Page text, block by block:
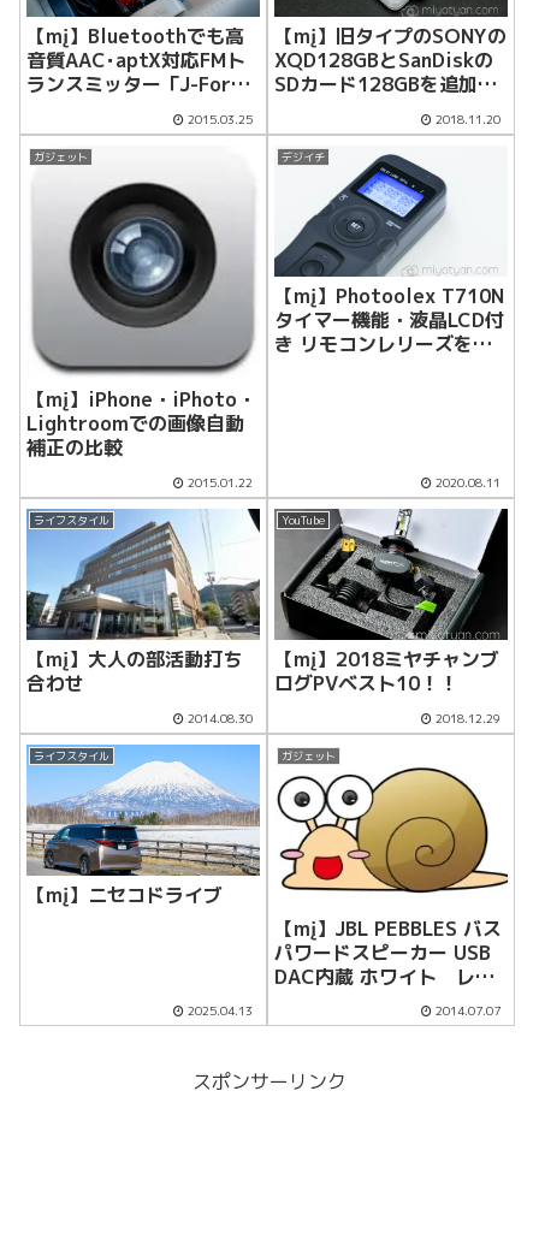
【mį】Bluetoothでも高
音質AAC･aptX対応FMト
ランスミッター「J-Force
JF-BTFMAXK」を車に設
置
2015.03.25
【mį】旧タイプのSONYの
XQD128GBとSanDiskの
SDカード128GBを追加購
2018.11.20
ガジェット
【mį】iPhone・iPhoto・
Lightroomでの画像自動
補正の比較
2015.01.22
デジイチ
【mį】Photoolex T710N
タイマー機能・液晶LCD付
き リモコンレリーズを購
2020.08.11
ライフスタイル
【mį】大人の部活動打ち
合わせ
2014.08.30
YouTube
【mį】2018ミヤチャンブ
ログPVベスト10！！
2018.12.29
ライフスタイル
【mį】ニセコドライブ
2025.04.13
ガジェット
【mį】JBL PEBBLES バス
パワードスピーカー USB
DAC内蔵 ホワイト レビ
2014.07.07
スポンサーリンク